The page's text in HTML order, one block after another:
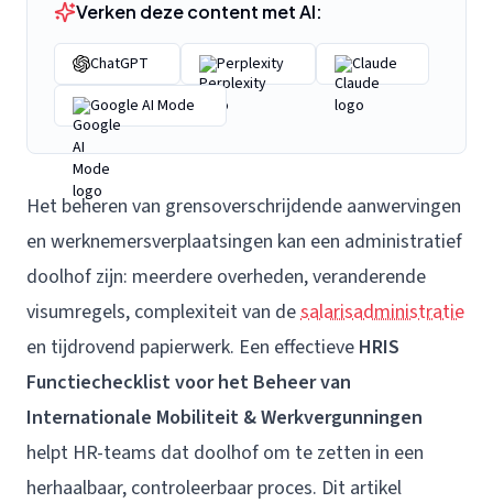
Verken deze content met AI:
ChatGPT Perplexity
Claude
Google AI Mode
Het beheren van grensoverschrijdende aanwervingen
en werknemersverplaatsingen kan een administratief
doolhof zijn: meerdere overheden, veranderende
visumregels, complexiteit van desalarisadministratie
en tijdrovend papierwerk. Een effectieve HRIS
Functiechecklist voor het Beheer van
Internationale Mobiliteit & Werkvergunningen
helpt HR-teams dat doolhof om te zetten in een
herhaalbaar, controleerbaar proces. Dit artikel